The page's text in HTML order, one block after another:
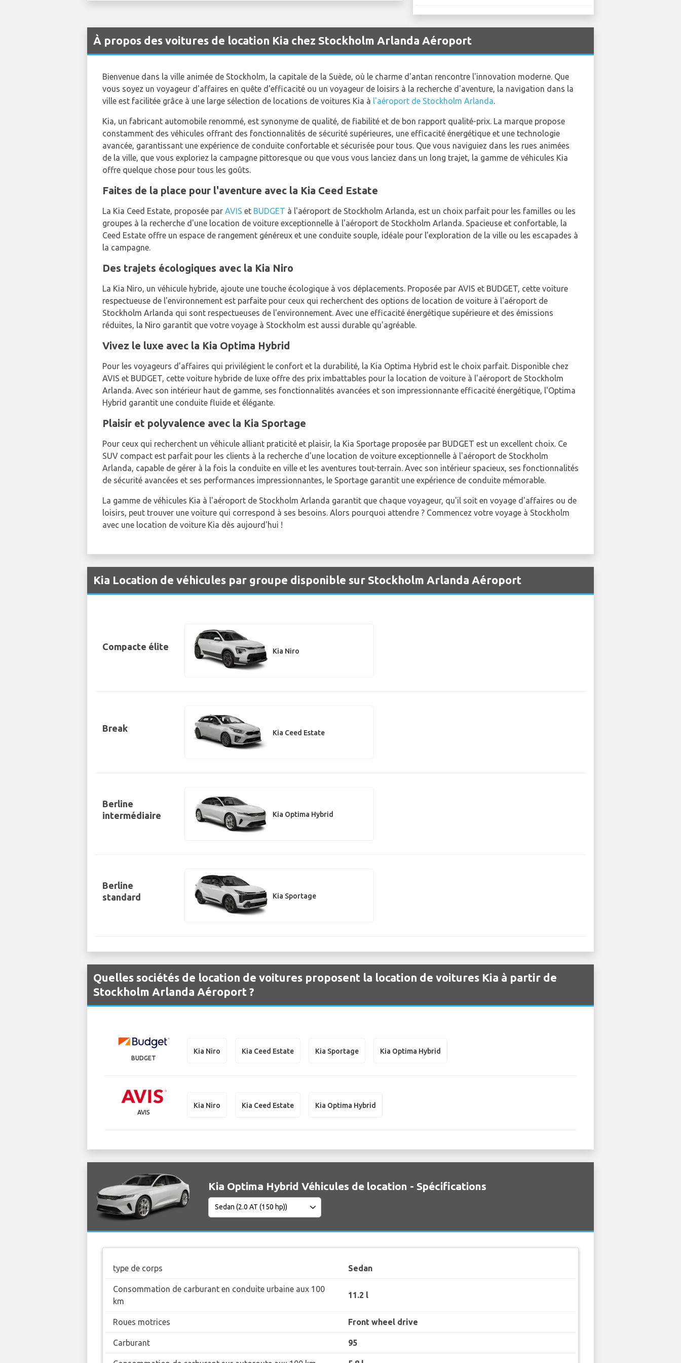
À propos des voitures de location Kia chez Stockholm Arlanda Aéroport
Bienvenue dans la ville animée de Stockholm, la capitale de la Suède, où le charme d'antan rencontre l'innovation moderne. Que
vous soyez un voyageur d'affaires en quête d'efficacité ou un voyageur de loisirs à la recherche d'aventure, la navigation dans la
ville est facilitée grâce à une large sélection de locations de voitures Kia à l'aéroport de Stockholm Arlanda.
Kia, un fabricant automobile renommé, est synonyme de qualité, de fiabilité et de bon rapport qualité-prix. La marque propose
constamment des véhicules offrant des fonctionnalités de sécurité supérieures, une efficacité énergétique et une technologie
avancée, garantissant une expérience de conduite confortable et sécurisée pour tous. Que vous naviguiez dans les rues animées
de la ville, que vous exploriez la campagne pittoresque ou que vous vous lanciez dans un long trajet, la gamme de véhicules Kia
offre quelque chose pour tous les goûts.
Faites de la place pour l'aventure avec la Kia Ceed Estate
La Kia Ceed Estate, proposée par AVIS et BUDGET à l'aéroport de Stockholm Arlanda, est un choix parfait pour les familles ou les
groupes à la recherche d'une location de voiture exceptionnelle à l'aéroport de Stockholm Arlanda. Spacieuse et confortable, la
Ceed Estate offre un espace de rangement généreux et une conduite souple, idéale pour l'exploration de la ville ou les escapades à
la campagne.
Des trajets écologiques avec la Kia Niro
La Kia Niro, un véhicule hybride, ajoute une touche écologique à vos déplacements. Proposée par AVIS et BUDGET, cette voiture
respectueuse de l'environnement est parfaite pour ceux qui recherchent des options de location de voiture à l'aéroport de
Stockholm Arlanda qui sont respectueuses de l'environnement. Avec une efficacité énergétique supérieure et des émissions
réduites, la Niro garantit que votre voyage à Stockholm est aussi durable qu'agréable.
Vivez le luxe avec la Kia Optima Hybrid
Pour les voyageurs d'affaires qui privilégient le confort et la durabilité, la Kia Optima Hybrid est le choix parfait. Disponible chez
AVIS et BUDGET, cette voiture hybride de luxe offre des prix imbattables pour la location de voiture à l'aéroport de Stockholm
Arlanda. Avec son intérieur haut de gamme, ses fonctionnalités avancées et son impressionnante efficacité énergétique, l'Optima
Hybrid garantit une conduite fluide et élégante.
Plaisir et polyvalence avec la Kia Sportage
Pour ceux qui recherchent un véhicule alliant praticité et plaisir, la Kia Sportage proposée par BUDGET est un excellent choix. Ce
SUV compact est parfait pour les clients à la recherche d'une location de voiture exceptionnelle à l'aéroport de Stockholm
Arlanda, capable de gérer à la fois la conduite en ville et les aventures tout-terrain. Avec son intérieur spacieux, ses fonctionnalités
de sécurité avancées et ses performances impressionnantes, le Sportage garantit une expérience de conduite mémorable.
La gamme de véhicules Kia à l'aéroport de Stockholm Arlanda garantit que chaque voyageur, qu'il soit en voyage d'affaires ou de
loisirs, peut trouver une voiture qui correspond à ses besoins. Alors pourquoi attendre ? Commencez votre voyage à Stockholm
avec une location de voiture Kia dès aujourd'hui !
Kia Location de véhicules par groupe disponible sur Stockholm Arlanda Aéroport
Compacte élite Kia Niro
Break Kia Ceed Estate
Berline
intermédiaire
Kia Optima Hybrid
Berline
standard
Kia Sportage
Quelles sociétés de location de voitures proposent la location de voitures Kia à partir de
Stockholm Arlanda Aéroport ?
BUDGET
Kia Niro Kia Ceed Estate Kia Sportage Kia Optima Hybrid
AVIS
Kia Niro Kia Ceed Estate Kia Optima Hybrid
Kia Optima Hybrid Véhicules de location - Spécifications
type de corps Sedan
Consommation de carburant en conduite urbaine aux 100
km
11.2 l
Roues motrices Front wheel drive
Carburant 95